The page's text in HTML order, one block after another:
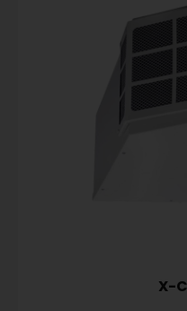
X-